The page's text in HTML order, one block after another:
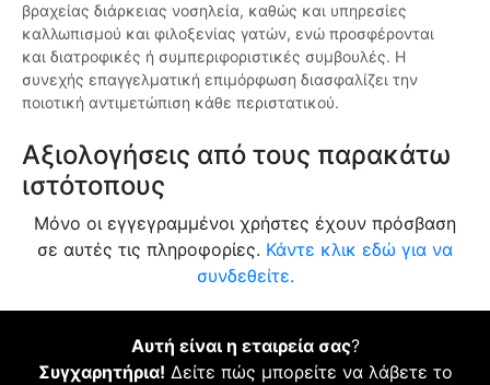
βραχείας διάρκειας νοσηλεία, καθώς και υπηρεσίες
καλλωπισμού και φιλοξενίας γατών, ενώ προσφέρονται
και διατροφικές ή συμπεριφοριστικές συμβουλές. Η
συνεχής επαγγελματική επιμόρφωση διασφαλίζει την
ποιοτική αντιμετώπιση κάθε περιστατικού.
Αξιολογήσεις από τους παρακάτω
ιστότοπους
Μόνο οι εγγεγραμμένοι χρήστες έχουν πρόσβαση
σε αυτές τις πληροφορίες. Κάντε κλικ εδώ για να
συνδεθείτε.
Αυτή είναι η εταιρεία σας?
Συγχαρητήρια! Δείτε πώς μπορείτε να λάβετε το